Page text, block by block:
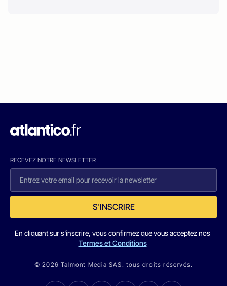
RECEVEZ NOTRE NEWSLETTER
S'INSCRIRE
En cliquant sur s'inscrire, vous confirmez que vous acceptez nos
Termes et Conditions
© 2026 Talmont Media SAS. tous droits réservés.